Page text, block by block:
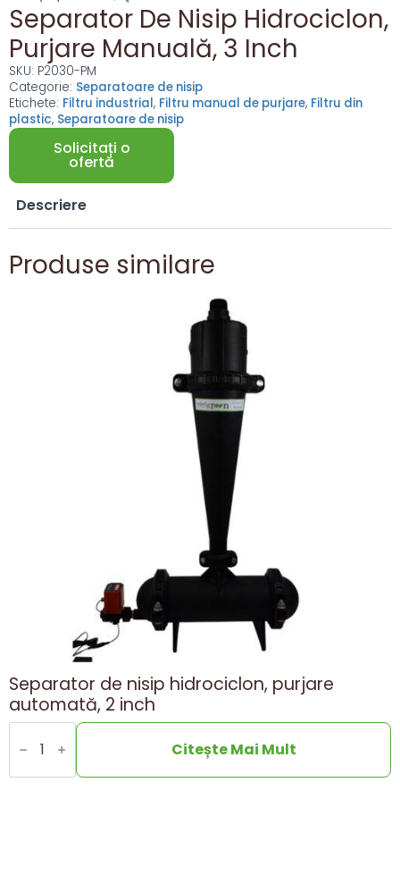
Separator De Nisip Hidrociclon,
Purjare Manuală, 3 Inch
SKU: P2030-PM
Categorie: Separatoare de nisip
Etichete: Filtru industrial, Filtru manual de purjare, Filtru din
plastic, Separatoare de nisip
Solicitați o
ofertă
Descriere
Produse similare
Separator de nisip hidrociclon, purjare
automată, 2 inch
Hydrocyclone
sand
separator,
automatic
Citește Mai Mult